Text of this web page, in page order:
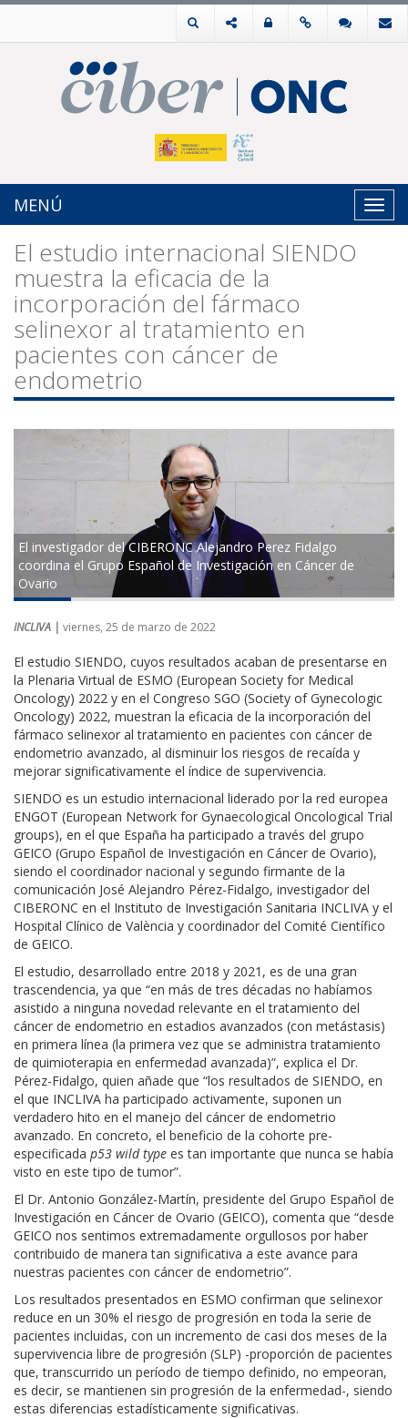
MENÚ
El estudio internacional SIENDO
muestra la eficacia de la
incorporación del fármaco
selinexor al tratamiento en
pacientes con cáncer de
endometrio
El investigador del CIBERONC Alejandro Perez Fidalgo
coordina el Grupo Español de Investigación en Cáncer de
Ovario
INCLIVA | viernes, 25 de marzo de 2022
El estudio SIENDO, cuyos resultados acaban de presentarse en
la Plenaria Virtual de ESMO (European Society for Medical
Oncology) 2022 y en el Congreso SGO (Society of Gynecologic
Oncology) 2022, muestran la eficacia de la incorporación del
fármaco selinexor al tratamiento en pacientes con cáncer de
endometrio avanzado, al disminuir los riesgos de recaída y
mejorar significativamente el índice de supervivencia.
SIENDO es un estudio internacional liderado por la red europea
ENGOT (European Network for Gynaecological Oncological Trial
groups), en el que España ha participado a través del grupo
GEICO (Grupo Español de Investigación en Cáncer de Ovario),
siendo el coordinador nacional y segundo firmante de la
comunicación José Alejandro Pérez-Fidalgo, investigador del
CIBERONC en el Instituto de Investigación Sanitaria INCLIVA y el
Hospital Clínico de València y coordinador del Comité Científico
de GEICO.
El estudio, desarrollado entre 2018 y 2021, es de una gran
trascendencia, ya que “en más de tres décadas no habíamos
asistido a ninguna novedad relevante en el tratamiento del
cáncer de endometrio en estadios avanzados (con metástasis)
en primera línea (la primera vez que se administra tratamiento
de quimioterapia en enfermedad avanzada)”, explica el Dr.
Pérez-Fidalgo, quien añade que “los resultados de SIENDO, en
el que INCLIVA ha participado activamente, suponen un
verdadero hito en el manejo del cáncer de endometrio
avanzado. En concreto, el beneficio de la cohorte pre-
especificada p53 wild type es tan importante que nunca se había
visto en este tipo de tumor”.
El Dr. Antonio González-Martín, presidente del Grupo Español de
Investigación en Cáncer de Ovario (GEICO), comenta que “desde
GEICO nos sentimos extremadamente orgullosos por haber
contribuido de manera tan significativa a este avance para
nuestras pacientes con cáncer de endometrio”.
Los resultados presentados en ESMO confirman que selinexor
reduce en un 30% el riesgo de progresión en toda la serie de
pacientes incluidas, con un incremento de casi dos meses de la
supervivencia libre de progresión (SLP) -proporción de pacientes
que, transcurrido un período de tiempo definido, no empeoran,
es decir, se mantienen sin progresión de la enfermedad-, siendo
estas diferencias estadísticamente significativas.